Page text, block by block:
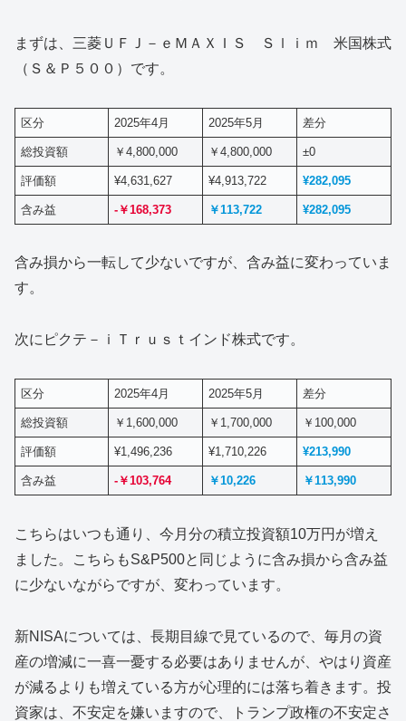
まずは、三菱ＵＦＪ－ｅＭＡＸＩＳ Ｓｌｉｍ 米国株式
（Ｓ＆Ｐ５００）です。
区分 2025年4月 2025年5月 差分
総投資額 ￥4,800,000 ￥4,800,000 ±0
評価額 ¥4,631,627 ¥4,913,722 ¥282,095
含み益 -￥168,373 ￥113,722 ¥282,095
含み損から一転して少ないですが、含み益に変わっていま
す。
次にピクテ－ｉＴｒｕｓｔインド株式です。
区分 2025年4月 2025年5月 差分
総投資額 ￥1,600,000 ￥1,700,000 ￥100,000
評価額 ¥1,496,236 ¥1,710,226 ¥213,990
含み益 -￥103,764 ￥10,226 ￥113,990
こちらはいつも通り、今月分の積立投資額10万円が増え
ました。こちらもS&P500と同じように含み損から含み益
に少ないながらですが、変わっています。
新NISAについては、長期目線で見ているので、毎月の資
産の増減に一喜一憂する必要はありませんが、やはり資産
が減るよりも増えている方が心理的には落ち着きます。投
資家は、不安定を嫌いますので、トランプ政権の不安定さ